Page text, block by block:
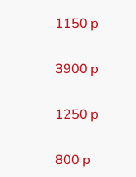
1150 р
3900 р
1250 р
800 р